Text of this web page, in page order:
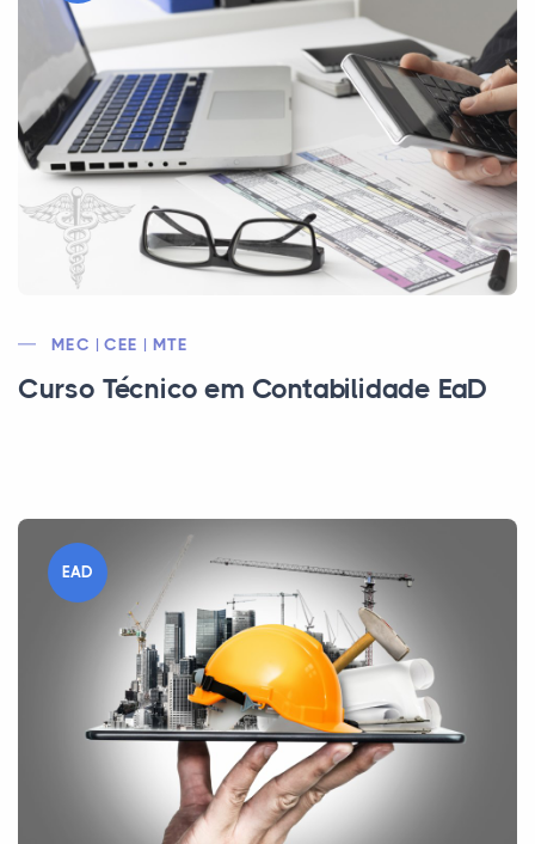
MEC | CEE | MTE
Curso Técnico em Contabilidade EaD
EAD